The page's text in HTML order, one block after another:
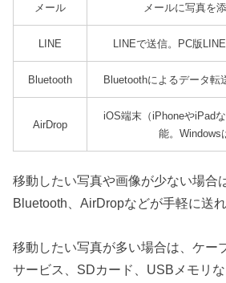
メール メールに写真を
LINE LINEで送信。PC版
Bluetooth Bluetoothによるデータ転
AirDrop
iOS端末（iPhoneやiPad
能。Windows
移動したい写真や画像が少ない場合
Bluetooth、AirDropなどが手軽に送れ
移動したい写真が多い場合は、ケー
サービス、SDカード、USBメモリ